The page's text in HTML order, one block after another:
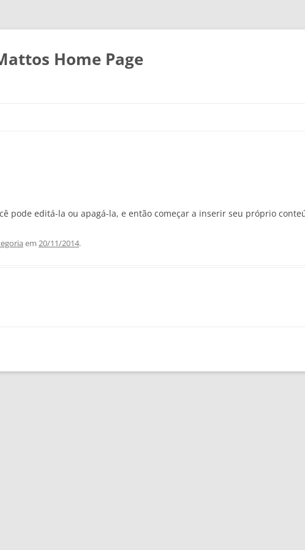
Home Page
pode editá-la ou apagá-la, e então começar a inserir seu próprio
em 20/11/2014.